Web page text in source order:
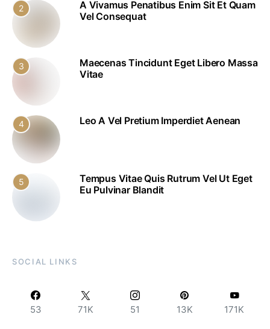
2
A Vivamus Penatibus Enim Sit Et Quam
Vel Consequat
3
Maecenas Tincidunt Eget Libero Massa
Vitae
4 Leo A Vel Pretium Imperdiet Aenean
5
Tempus Vitae Quis Rutrum Vel Ut Eget
Eu Pulvinar Blandit
SOCIAL LINKS
53 71K 51 13K 171K